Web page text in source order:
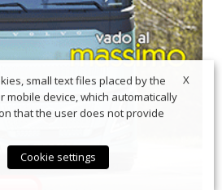
X
small text files placed by the
mobile device, which automatically
that the user does not provide
Cookie settings